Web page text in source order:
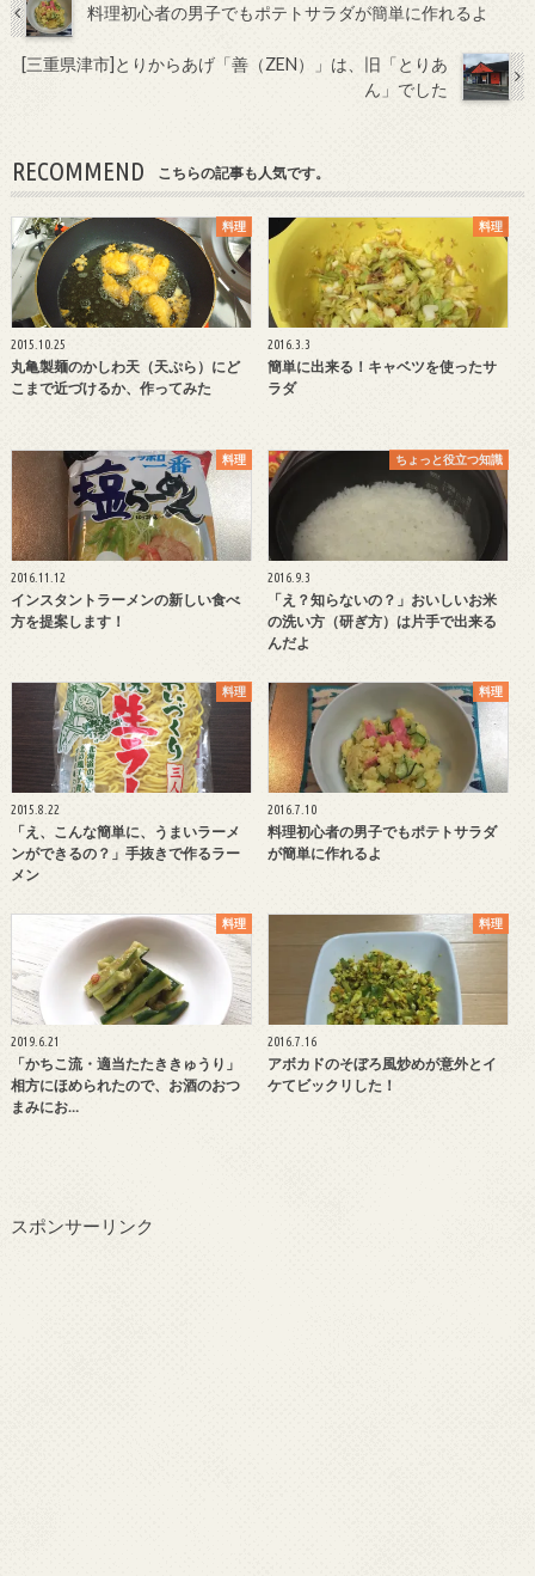
料理初心者の男子でもポテトサラダが簡単に作れるよ
[三重県津市]とりからあげ「善（ZEN）」は、旧「とりあ
ん」でした
RECOMMEND こちらの記事も人気です。
料理
2015.10.25
丸亀製麺のかしわ天（天ぷら）にど
こまで近づけるか、作ってみた
料理
2016.3.3
簡単に出来る！キャベツを使ったサ
ラダ
料理
2016.11.12
インスタントラーメンの新しい食べ
方を提案します！
ちょっと役立つ知識
2016.9.3
「え？知らないの？」おいしいお米
の洗い方（研ぎ方）は片手で出来る
んだよ
料理
2015.8.22
「え、こんな簡単に、うまいラーメ
ンができるの？」手抜きで作るラー
メン
料理
2016.7.10
料理初心者の男子でもポテトサラダ
が簡単に作れるよ
料理
2019.6.21
「かちこ流・適当たたききゅうり」
相方にほめられたので、お酒のおつ
まみにお…
料理
2016.7.16
アボカドのそぼろ風炒めが意外とイ
ケてビックリした！
スポンサーリンク